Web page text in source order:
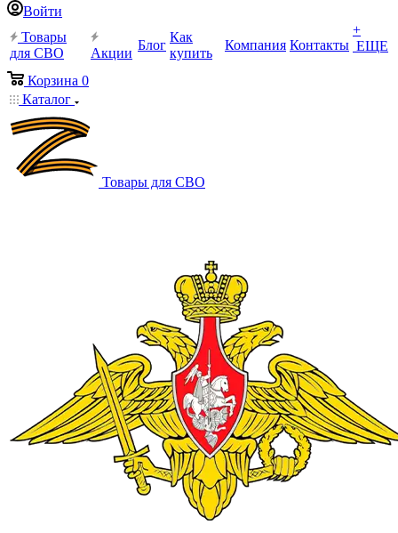
Войти
Товары
для СВО
Акции
Блог
Как
купить
Компания Контакты
+
ЕЩЕ
Корзина 0
Каталог
Товары для СВО